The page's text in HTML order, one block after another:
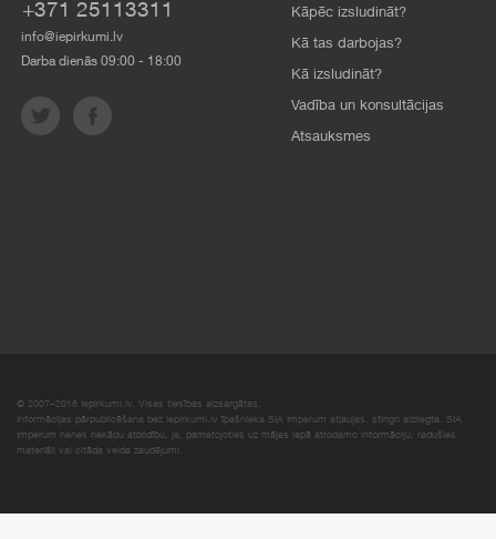
+371 25113311
info@iepirkumi.lv
Darba dienās 09:00 - 18:00
Kāpēc izsludināt?
Kā tas darbojas?
Kā izsludināt?
Vadība un konsultācijas
Atsauksmes
© 2007–2018 Iepirkumi.lv. Visas tiesības aizsargātas.
Informācijas pārpublicēšana bez iepirkumi.lv īpašnieka SIA Imperum atļaujas, stingri aizliegta. SIA
Imperum nenes nekādu atbildību, ja, pamatojoties uz mājas lapā atrodamo informāciju, radušies
materiāli vai citāda veida zaudējumi.